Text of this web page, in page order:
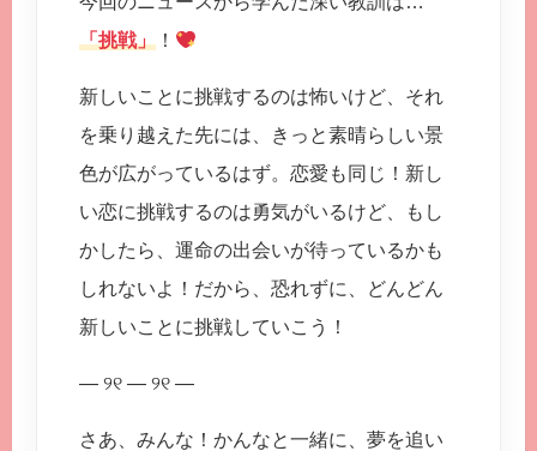
「挑戦」 ！
新しいことに挑戦するのは怖いけど、それ
を乗り越えた先には、きっと素晴らしい景
色が広がっているはず。恋愛も同じ！新し
い恋に挑戦するのは勇気がいるけど、もし
かしたら、運命の出会いが待っているかも
しれないよ！だから、恐れずに、どんどん
新しいことに挑戦していこう！
— ୨୧ — ୨୧ —
さあ、みんな！かんなと一緒に、夢を追い